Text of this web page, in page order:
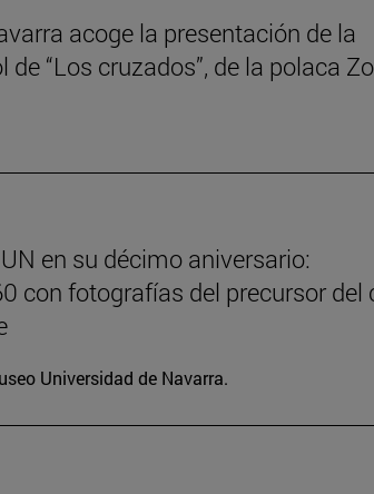
acoge la presentación de la
“Los cruzados”, de la polaca
en su décimo aniversario:
con fotografías del precursor del
Universidad de Navarra.